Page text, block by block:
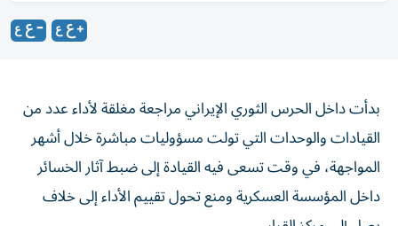
بدأت داخل الحرس الثوري الإيراني مراجعة مغلقة لأداء عدد من
القيادات والوحدات التي تولت مسؤوليات مباشرة خلال أشهر
المواجهة، في وقت تسعى فيه القيادة إلى ضبط آثار الخسائر
داخل المؤسسة العسكرية ومنع تحول تقييم الأداء إلى خلاف
يصل إلى مركز القرار.